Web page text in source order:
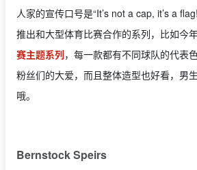
人家的宣传口号是“It’s not a cap, it’s a
推出和大型体育比赛合作的系列，比如今
赛主题系列，每一款都有不同球队的代表
粉丝们的大爱，而且整体造型也好看，男
哦。
Bernstock Speirs